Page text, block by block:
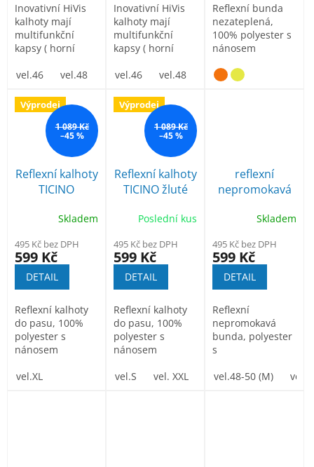
Inovativní HiVis
kalhoty mají
multifunkční
kapsy ( horní
kapsy se...
vel.46 vel.48 vel.50 vel. 52 vel. 54 vel. 56
Inovativní HiVis
kalhoty mají
multifunkční
kapsy ( horní
kapsy se...
vel.46 vel.48 vel.50
Reflexní bunda
nezateplená,
100% polyester s
nánosem
odolnost proti...
Výprodej
1 089 Kč
–45 %
Reflexní kalhoty
TICINO
Skladem
495 Kč bez DPH
599 Kč
DETAIL
Reflexní kalhoty
do pasu, 100%
polyester s
nánosem
odolnost proti
vel.XL
Výprodej
1 089 Kč
–45 %
Reflexní kalhoty
TICINO žluté
Poslední kus
495 Kč bez DPH
599 Kč
DETAIL
Reflexní kalhoty
do pasu, 100%
polyester s
nánosem
odolnost proti
vel.S vel. XXL vel.XXXL
reflexní
nepromokavá
Skladem
495 Kč bez DPH
599 Kč
DETAIL
Reflexní
nepromokavá
bunda, polyester
s
vrstvou
vel.48-50 (M)